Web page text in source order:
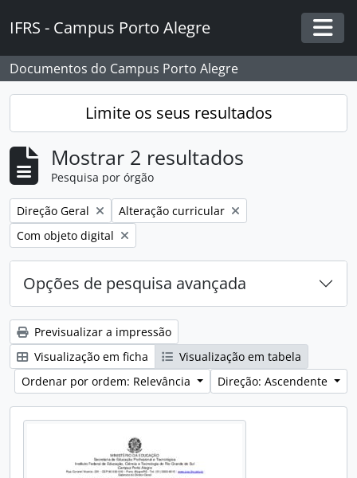
IFRS - Campus Porto Alegre
Documentos do Campus Porto Alegre
Limite os seus resultados
Mostrar 2 resultados
Pesquisa por órgão
Remover filtro:
Direção Geral Remover filtro:
Alteração curricular
Remover filtro:
Com objeto digital
Opções de pesquisa avançada
Previsualizar a impressão
Visualização em ficha
Visualização em tabela
Ordenar por ordem: Relevância
Direção: Ascendente